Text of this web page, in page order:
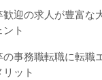
歓迎の求人が豊富な
ント
の事務職転職に転職
リット